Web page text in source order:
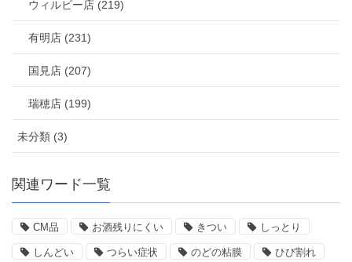
ウィルビー店 (219)
有明店 (231)
国見店 (207)
瑞穂店 (199)
未分類 (3)
関連ワード一覧
CM品 お酒残りにくい きつい しっとり
しんどい つらい症状 のどの粘膜 ひび割れ